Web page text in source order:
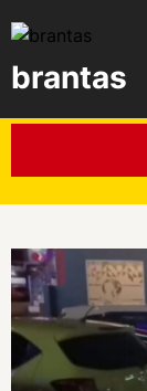
brantas